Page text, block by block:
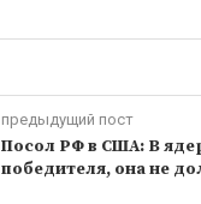
предыдущий пост
Посол РФ в США: В
победителя, она не